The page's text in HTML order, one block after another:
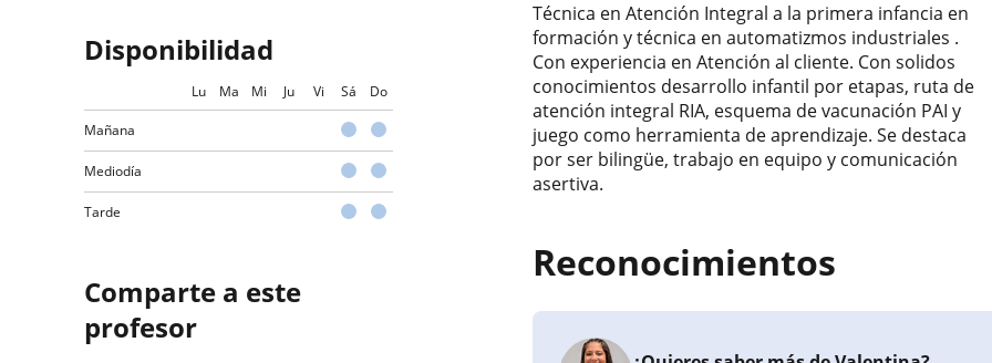
Disponibilidad
Lu Ma Mi Ju Vi Sá Do
Mañana
Mediodía
Tarde
Comparte a este
profesor
Técnica en Atención Integral a la primera infancia en
formación y técnica en automatizmos industriales .
Con experiencia en Atención al cliente. Con solidos
conocimientos desarrollo infantil por etapas, ruta de
atención integral RIA, esquema de vacunación PAI y
juego como herramienta de aprendizaje. Se destaca
por ser bilingüe, trabajo en equipo y comunicación
asertiva.
Reconocimientos